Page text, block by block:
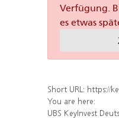
Verfügung.
es etwas
Short URL: https://keyinvest-
You are here:
UBS KeyInvest